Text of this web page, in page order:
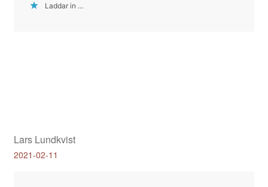
Laddar in …
Lars Lundkvist
2021-02-11